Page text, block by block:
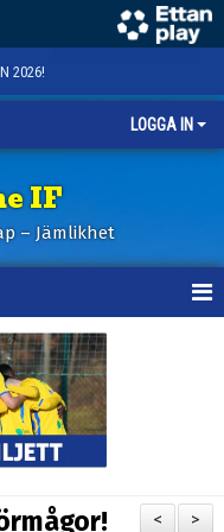
2026!
LOGGA IN
IF
– Jämlikhet
>
<